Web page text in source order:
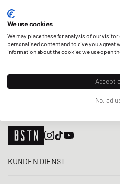
Raffles & New Arrivals. Registriere
E-Mail-Adresse
UNSERE STORES
KUNDEN DIENST
We use cookies
We may place these for analysis of our
personalised content and to give you a great
information about the cookies we use open
Accept
No,